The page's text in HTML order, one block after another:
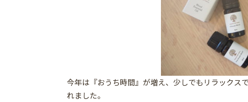
今年は『おうち時間』が増え、少しでもリラックス
れました。